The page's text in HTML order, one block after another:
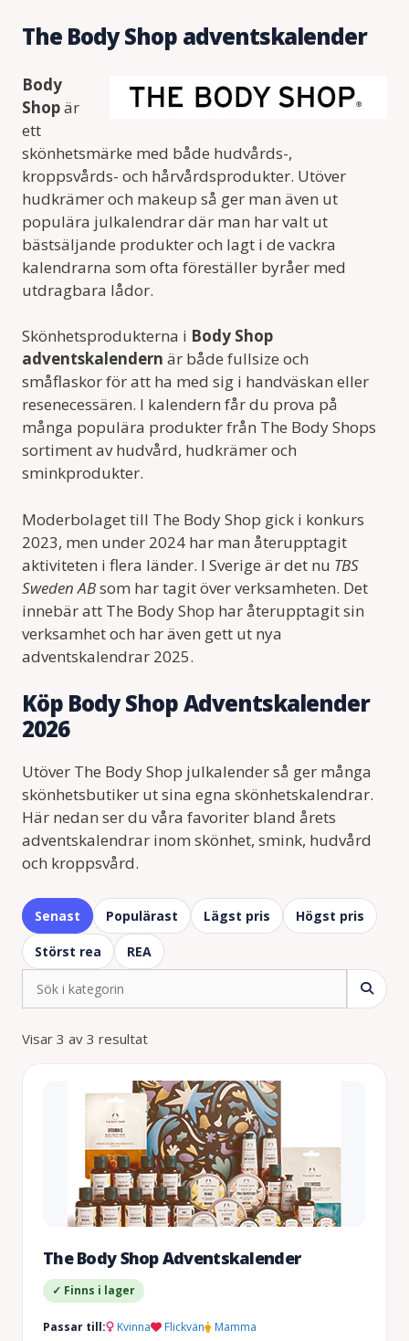
The Body Shop adventskalender
Body
Shopär
ett
skönhetsmärke med både hudvårds-,
kroppsvårds- och hårvårdsprodukter. Utöver
hudkrämer och makeup så ger man även ut
populära julkalendrar där man har valt ut
bästsäljande produkter och lagt i de vackra
kalendrarna som ofta föreställer byråer med
utdragbara lådor.
Skönhetsprodukterna i Body Shop
adventskalendern är både fullsize och
småflaskor för att ha med sig i handväskan eller
resenecessären. I kalendern får du prova på
många populära produkter från The Body Shops
sortiment av hudvård, hudkrämer och
sminkprodukter.
Moderbolaget till The Body Shop gick i konkurs
2023, men under 2024 har man återupptagit
aktiviteten i flera länder. I Sverige är det nu TBS
Sweden ABsom har tagit över verksamheten. Det
innebär att The Body Shop har återupptagit sin
verksamhet och har även gett ut nya
adventskalendrar 2025.
Köp Body Shop Adventskalender
2026
Utöver The Body Shop julkalender så ger många
skönhetsbutiker ut sina egna skönhetskalendrar.
Här nedan ser du våra favoriter bland årets
adventskalendrar inom skönhet, smink, hudvård
och kroppsvård.
Senast Populärast Lägst pris Högst pris
Störst rea REA
Visar 3 av 3 resultat
The Body Shop Adventskalender
✓ Finns i lager
Passar till: Kvinna Flickvän Mamma